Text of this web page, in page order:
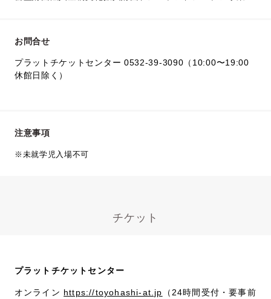
お問合せ
プラットチケットセンター 0532-39-3090（10:00〜19:00
休館日除く）
注意事項
※未就学児入場不可
チケット
プラットチケットセンター
オンライン https://toyohashi-at.jp
（24時間受付・要事前